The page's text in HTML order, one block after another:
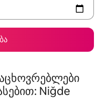
Niğde